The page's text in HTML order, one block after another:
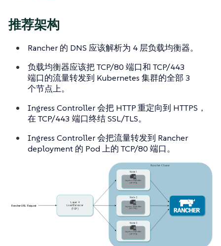
推荐架构
Rancher 的 DNS 应该解析为 4 层负载均衡器。
负载均衡器应该把 TCP/80 端口和 TCP/443
端口的流量转发到 Kubernetes 集群的全部 3
个节点上。
Ingress Controller 会把 HTTP 重定向到 HTTPS，
在 TCP/443 端口终结 SSL/TLS。
Ingress Controller 会把流量转发到 Rancher
deployment 的 Pod 上的 TCP/80 端口。